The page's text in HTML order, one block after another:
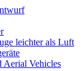
leichter als Luft
Aerial Vehicles